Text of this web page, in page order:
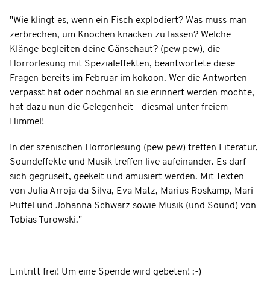
"Wie klingt es, wenn ein Fisch explodiert? Was muss man
zerbrechen, um Knochen knacken zu lassen? Welche
Klänge begleiten deine Gänsehaut? (pew pew), die
Horrorlesung mit Spezialeffekten, beantwortete diese
Fragen bereits im Februar im kokoon. Wer die Antworten
verpasst hat oder nochmal an sie erinnert werden möchte,
hat dazu nun die Gelegenheit - diesmal unter freiem
Himmel!
In der szenischen Horrorlesung (pew pew) treffen Literatur,
Soundeffekte und Musik treffen live aufeinander. Es darf
sich gegruselt, geekelt und amüsiert werden. Mit Texten
von Julia Arroja da Silva, Eva Matz, Marius Roskamp, Mari
Püffel und Johanna Schwarz sowie Musik (und Sound) von
Tobias Turowski."
Eintritt frei! Um eine Spende wird gebeten! :-)